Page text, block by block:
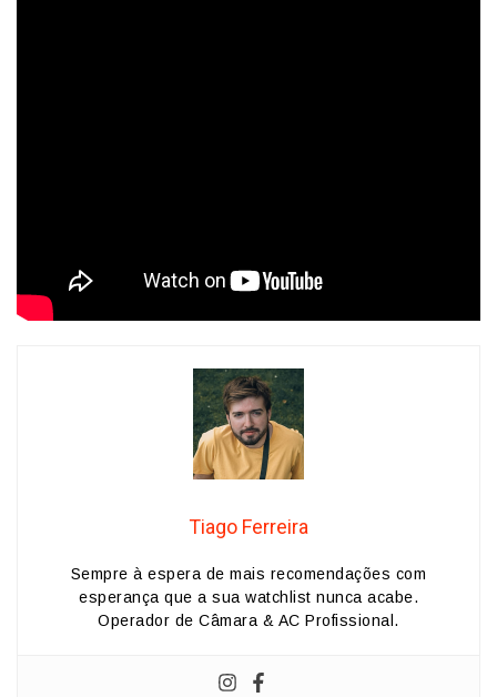
Tiago Ferreira
Sempre à espera de mais recomendações com
esperança que a sua watchlist nunca acabe.
Operador de Câmara & AC Profissional.